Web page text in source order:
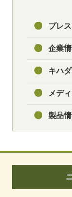
プレ
企業
キハ
メデ
製品